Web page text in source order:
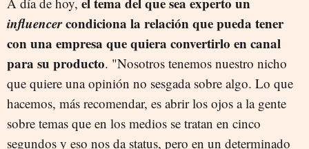
influencercondiciona la relación que pueda tener
con una empresa que quiera convertirlo en canal
para su producto. "Nosotros tenemos nuestro nicho
que quiere una opinión no sesgada sobre algo. Lo que
hacemos, más recomendar, es abrir los ojos a la gente
sobre temas que en los medios se tratan en cinco
segundos y eso nos da status, pero en un determinado